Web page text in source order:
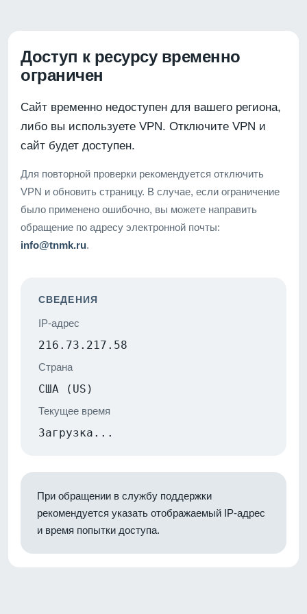
Доступ к ресурсу временно
ограничен
Сайт временно недоступен для вашего региона,
либо вы используете VPN. Отключите VPN и
сайт будет доступен.
Для повторной проверки рекомендуется отключить
VPN и обновить страницу. В случае, если ограничение
было применено ошибочно, вы можете направить
обращение по адресу электронной почты:
info@tnmk.ru.
СВЕДЕНИЯ
IP-адрес
216.73.217.58
Страна
США (US)
Текущее время
Загрузка...
При обращении в службу поддержки
рекомендуется указать отображаемый IP-адрес
и время попытки доступа.